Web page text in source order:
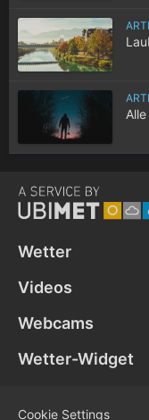
Wetter
Videos
Webcams
Wetter-Widget
Cookie Settings